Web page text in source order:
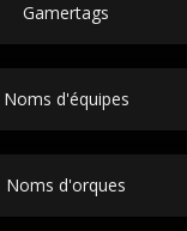
Gamertags
Noms d'équipes
Noms d'orques